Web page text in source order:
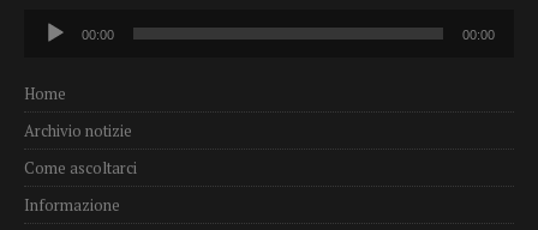
Audio
Player
00:00 00:00
Home
Archivio notizie
Come ascoltarci
Informazione